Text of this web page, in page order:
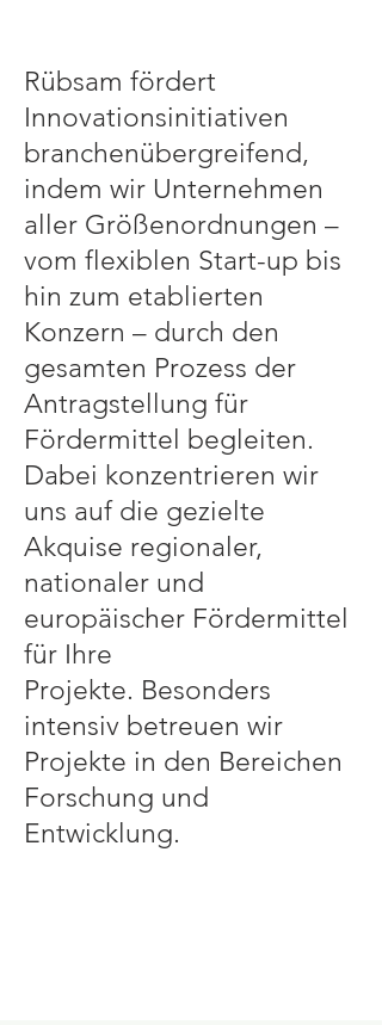
​Rübsam fördert
Innovationsinitiativen
branchenübergreifend,
indem wir Unternehmen
aller Größenordnungen –
vom flexiblen Start-up bis
hin zum etablierten
Konzern – durch den
gesamten Prozess der
Antragstellung für
Fördermittel begleiten.
Dabei konzentrieren wir
uns auf die gezielte
Akquise regionaler,
nationaler und
europäischer Fördermittel
für Ihre
Projekte. Besonders
intensiv betreuen wir
Projekte in den Bereichen
Forschung und
Entwicklung.